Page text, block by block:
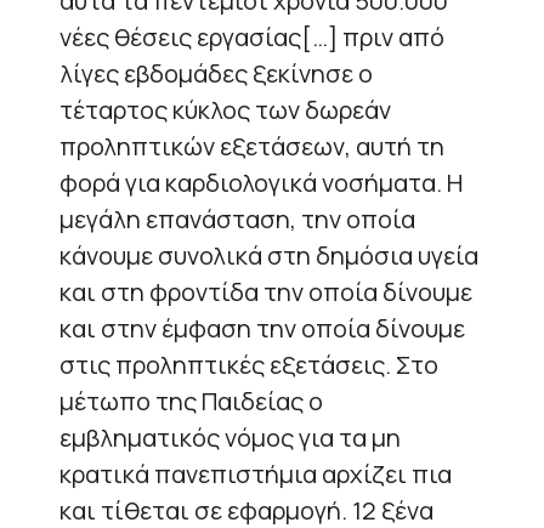
νέες θέσεις εργασίας[…] πριν από
λίγες εβδομάδες ξεκίνησε ο
τέταρτος κύκλος των δωρεάν
προληπτικών εξετάσεων, αυτή τη
φορά για καρδιολογικά νοσήματα. Η
μεγάλη επανάσταση, την οποία
κάνουμε συνολικά στη δημόσια υγεία
και στη φροντίδα την οποία δίνουμε
και στην έμφαση την οποία δίνουμε
στις προληπτικές εξετάσεις. Στο
μέτωπο της Παιδείας ο
εμβληματικός νόμος για τα μη
κρατικά πανεπιστήμια αρχίζει πια
και τίθεται σε εφαρμογή. 12 ξένα